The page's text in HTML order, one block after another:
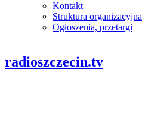
Kontakt
Struktura organizacyjna
Ogłoszenia, przetargi
radioszczecin.tv